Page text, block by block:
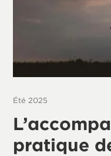
Été 2025
pratique